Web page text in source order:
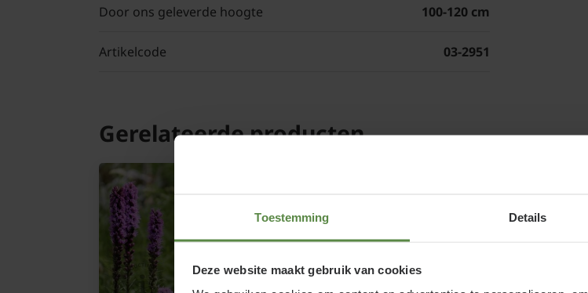
Toestemming Details
Deze website maakt gebruik van cookies
Door ons geleverde hoogte 100-120 cm
Artikelcode 03-2951
Gerelateerde producten